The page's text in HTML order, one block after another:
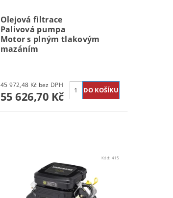
Olejová filtrace
Palivová pumpa
Motor s plným tlakovým
mazáním
45 972,48 Kč bez DPH
55 626,70 Kč
Kód: 415